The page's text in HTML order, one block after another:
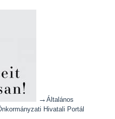
→ Általános
Hivatali Portál